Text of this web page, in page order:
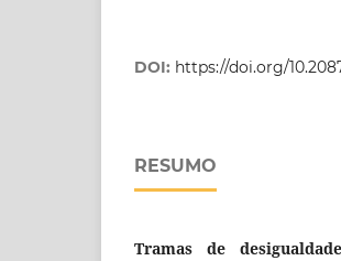
DOI: https://doi.org/
RESUMO
Tramas de